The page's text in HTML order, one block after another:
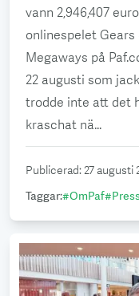
vann 2,946,407
onlinespelet
Megaways på
22 augusti som
trodde inte att det
kraschat nä...
Publicerad:27 augusti
Taggar:#OmPaf#